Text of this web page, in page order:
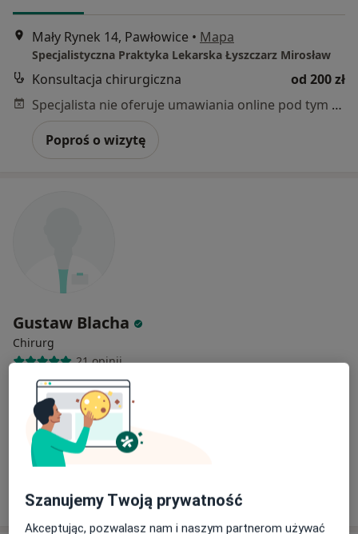
Mały Rynek 14, Pawłowice • Mapa
Specjalistyczna Praktyka Lekarska Łyszczarz Mirosław
Konsultacja chirurgiczna
od 200 zł
Specjalista nie oferuje umawiania online pod tym adresem.
Poproś o wizytę
Gustaw Blacha
Chirurg
21 opinii
Cegielniana 14, Rybnik
LiftMed
Konsultacja chirurgiczna
Poproś o wizytę
Szanujemy Twoją prywatność
Akceptując, pozwalasz nam i naszym partnerom używać